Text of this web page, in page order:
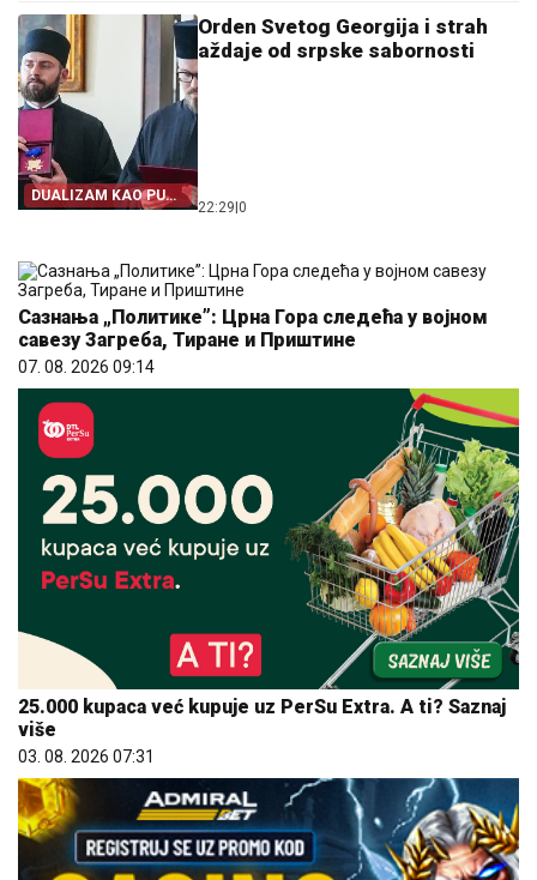
DUALIZAM KAO PUT
IZ SRPSTVA
Orden Svetog Georgija i strah
aždaje od srpske sabornosti
22:29 0
Сазнања „Политике”: Црна Гора следећа у војном
савезу Загреба, Тиране и Приштине
07. 08. 2026 09:14
25.000 kupaca već kupuje uz PerSu Extra. A ti? Saznaj
više
03. 08. 2026 07:31